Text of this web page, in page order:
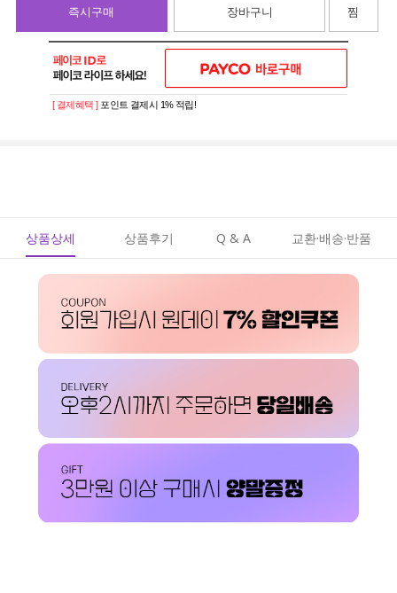
즉시구매 장바구니 찜
페이코 ID로 페이코
[ 결제혜택 ] 포인트 결제시 1% 적립!
상품상세 상품후기 Q & A 교환·배송·반품